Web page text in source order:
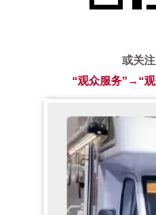
或关
“观众服务”→“